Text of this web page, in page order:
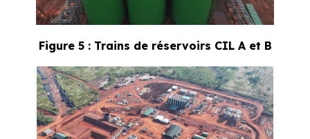
Figure 5 : Trains de réservoirs CIL A et B